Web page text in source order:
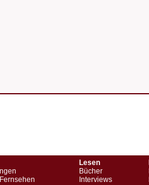
Lesen
Bücher
Interviews